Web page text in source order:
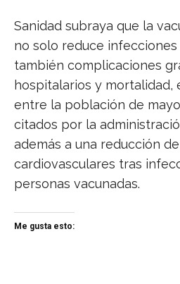
Sanidad subraya que la
no solo reduce
también complicaciones
hospitalarios y mortalidad,
entre la población de
citados por la
además a una reducción
cardiovasculares tras
personas vacunadas.
Me gusta esto: